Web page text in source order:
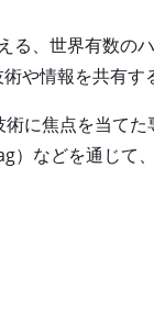
、世界有数
や情報を共有す
に焦点を当て
などを通じ